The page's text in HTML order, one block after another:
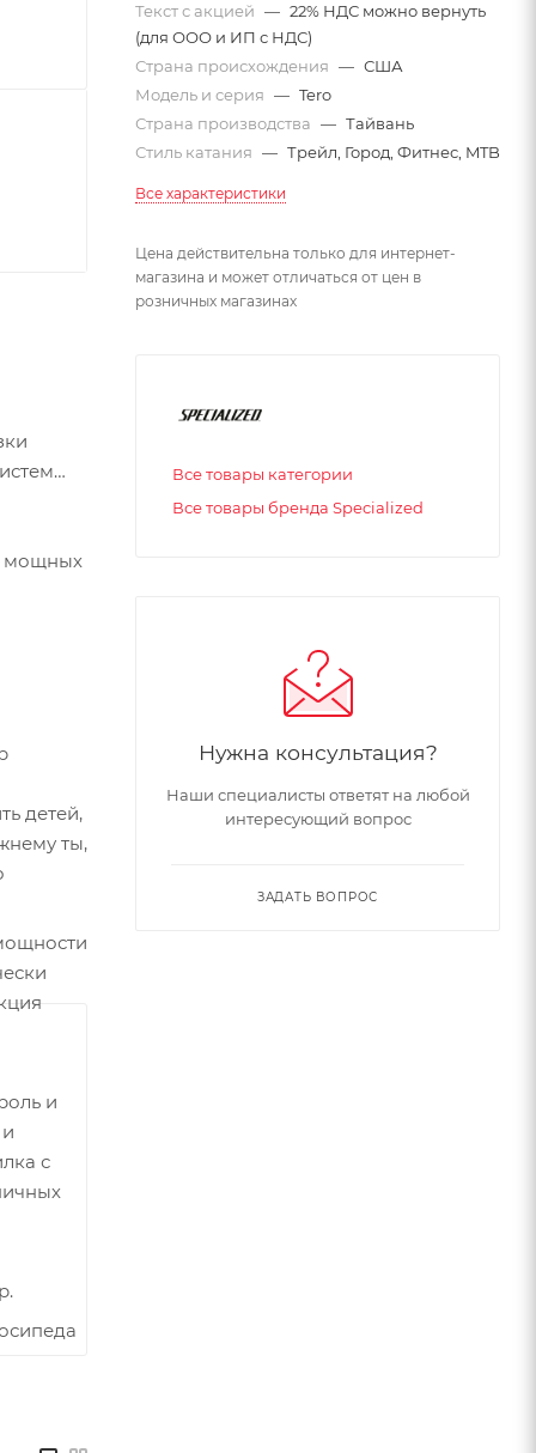
мощных
детей,
ты,
и
с
Текст с акцией — 22% НДС можно вернуть
(для ООО и ИП с НДС)
Страна происхождения — США
Модель и серия — Tero
Страна производства — Тайвань
Стиль катания — Трейл, Город, Фитнес, MTB
Все характеристики
Цена действительна только для интернет-
магазина и может отличаться от цен в
розничных магазинах
Все товары категории
Все товары бренда Specialized
Нужна консультация?
Наши специалисты ответят на любой
интересующий вопрос
ЗАДАТЬ ВОПРОС